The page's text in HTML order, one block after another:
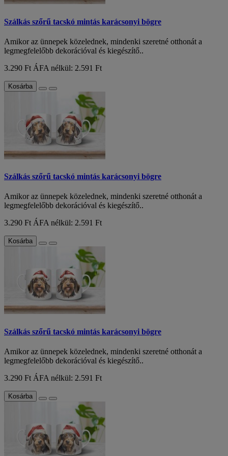
Szálkás szőrű tacskó mintás karácsonyi bögre
Amikor az ünnepek közelednek, mindenki szeretné otthonát a
legmegfelelőbb dekorációval és kiegészítő..
3.290 Ft ÁFA nélkül: 2.591 Ft
Kosárba
Szálkás szőrű tacskó mintás karácsonyi bögre
Amikor az ünnepek közelednek, mindenki szeretné otthonát a
legmegfelelőbb dekorációval és kiegészítő..
3.290 FtÁFA nélkül: 2.591 Ft
Kosárba
Szálkás szőrű tacskó mintás karácsonyi bögre
Amikor az ünnepek közelednek, mindenki szeretné otthonát a
legmegfelelőbb dekorációval és kiegészítő..
3.290 Ft ÁFA nélkül: 2.591 Ft
Kosárba